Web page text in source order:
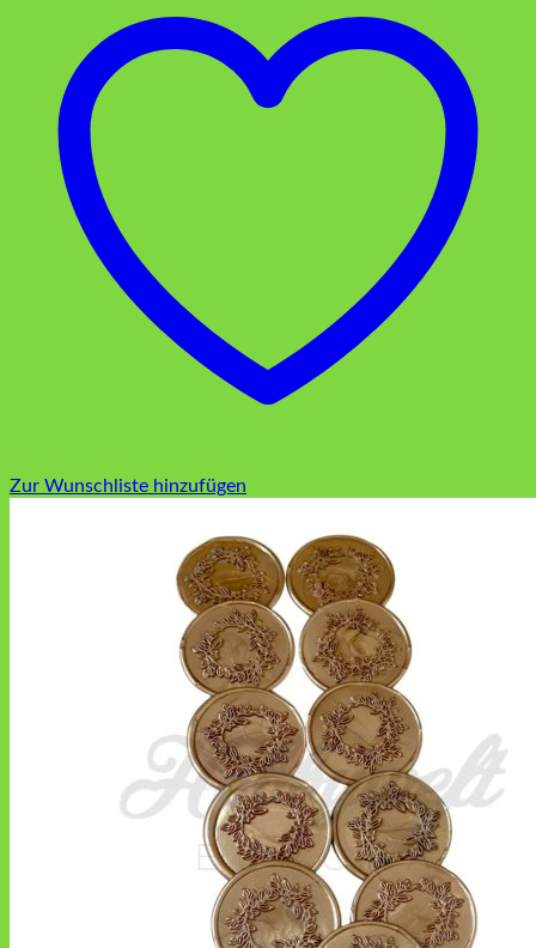
Zur Wunschliste hinzufügen